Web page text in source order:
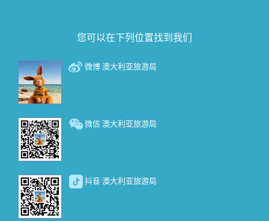
您可以在下列位置找到我们
微博 澳大利亚旅游局
微信 澳大利亚旅游局
抖音 澳大利亚旅游局